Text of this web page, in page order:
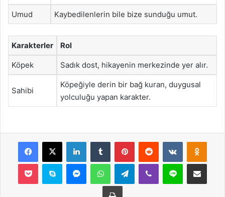
Umud Kaybedilenlerin bile bize sunduğu umut.
Karakterler Rol
Köpek Sadık dost, hikayenin merkezinde yer alır.
Sahibi
Köpeğiyle derin bir bağ kuran, duygusal
yolculuğu yapan karakter.
Facebook
X LinkedInTumblr PinterestReddit VKontakte
Pocket Skype MessengerWhatsAppTelegramViber Line E-Posta ile
Yazdır